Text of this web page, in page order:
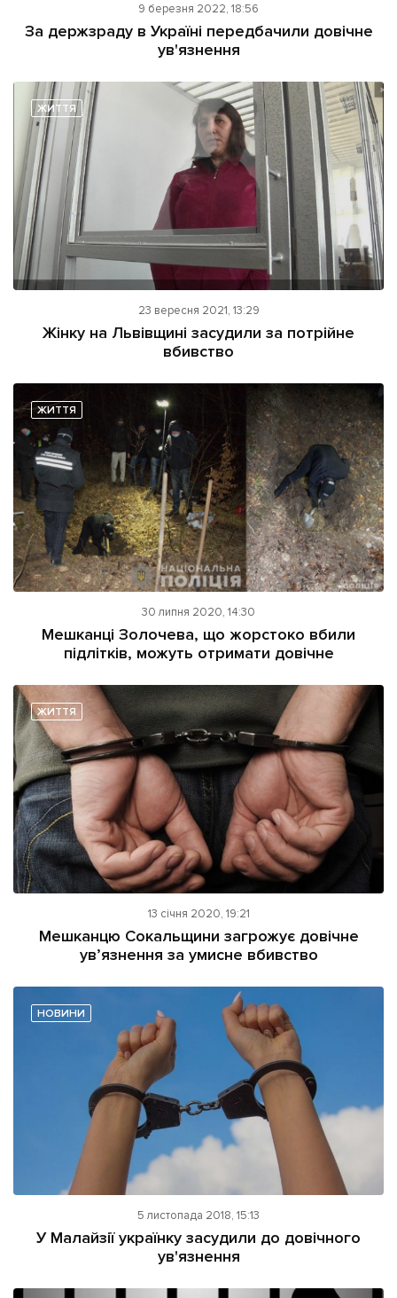
[email protected] Реклама на сайті
Політика конфіденційності
Наші соц мережі
Підтримати dyvys.info
9 березня 2022, 18:56
За держзраду в Україні передбачили довічне
ув'язнення
ЖИТТЯ
23 вересня 2021, 13:29
Жінку на Львівщині засудили за потрійне
вбивство
ЖИТТЯ
30 липня 2020, 14:30
Мешканці Золочева, що жорстоко вбили
підлітків, можуть отримати довічне
ЖИТТЯ
13 січня 2020, 19:21
Мешканцю Сокальщини загрожує довічне
ув’язнення за умисне вбивство
НОВИНИ
5 листопада 2018, 15:13
У Малайзії українку засудили до довічного
ув'язнення